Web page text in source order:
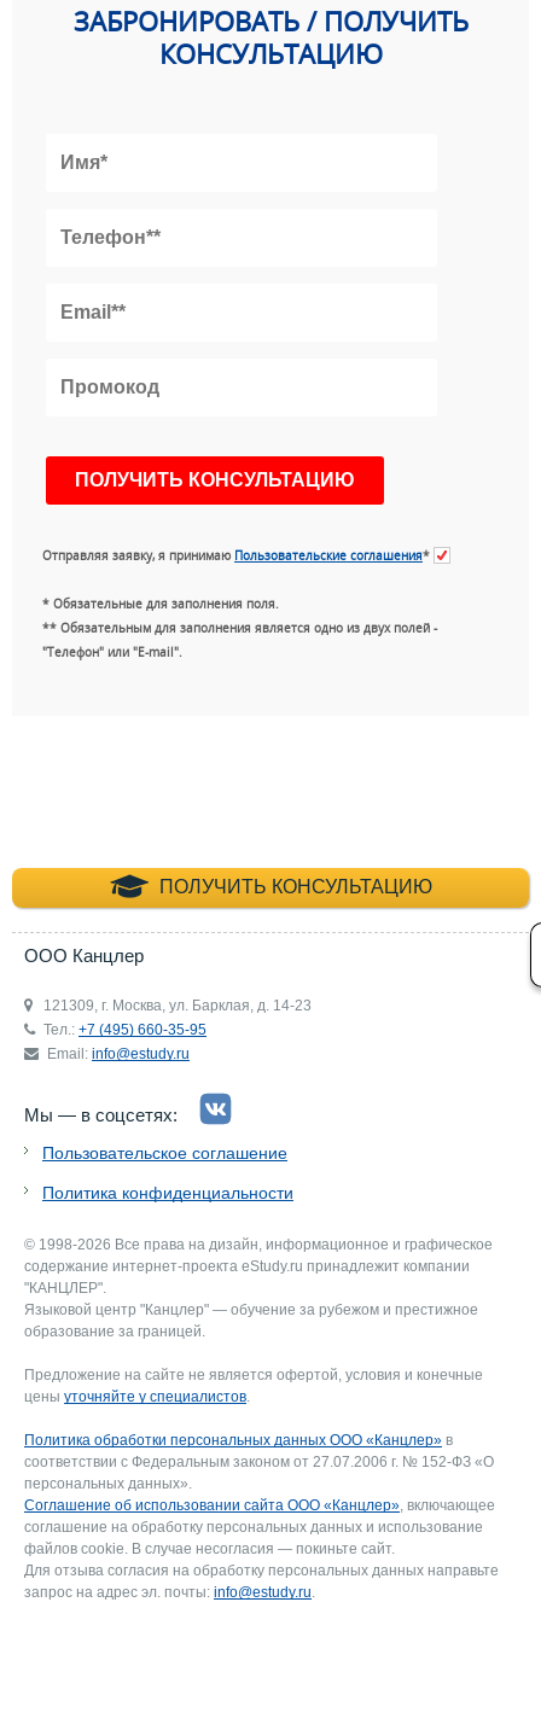
ЗАБРОНИРОВАТЬ / ПОЛУЧИТЬ
КОНСУЛЬТАЦИЮ
Отправляя заявку, я принимаю Пользовательские соглашения*
* Обязательные для заполнения поля.
** Обязательным для заполнения является одно из двух полей -
"Телефон" или "E-mail".
ПОЛУЧИТЬ КОНСУЛЬТАЦИЮ
+7 (495) 660-35-
ООО Канцлер
121309, г. Москва, ул. Барклая, д. 14-23
Тел.: +7 (495) 660-35-95
Email: info@estudy.ru
Мы — в соцсетях:
Пользовательское соглашение
Политика конфиденциальности
© 1998-2026 Все права на дизайн, информационное и графическое
содержание интернет-проекта eStudy.ru принадлежит компании
"КАНЦЛЕР".
Языковой центр "Канцлер" — обучение за рубежом и престижное
образование за границей.
Предложение на сайте не является офертой, условия и конечные
цены уточняйте у специалистов.
Политика обработки персональных данных ООО «Канцлер» в
соответствии с Федеральным законом от 27.07.2006 г. № 152-ФЗ «О
персональных данных».
Соглашение об использовании сайта ООО «Канцлер», включающее
соглашение на обработку персональных данных и использование
файлов cookie. В случае несогласия — покиньте сайт.
Для отзыва согласия на обработку персональных данных направьте
запрос на адрес эл. почты: info@estudy.ru.